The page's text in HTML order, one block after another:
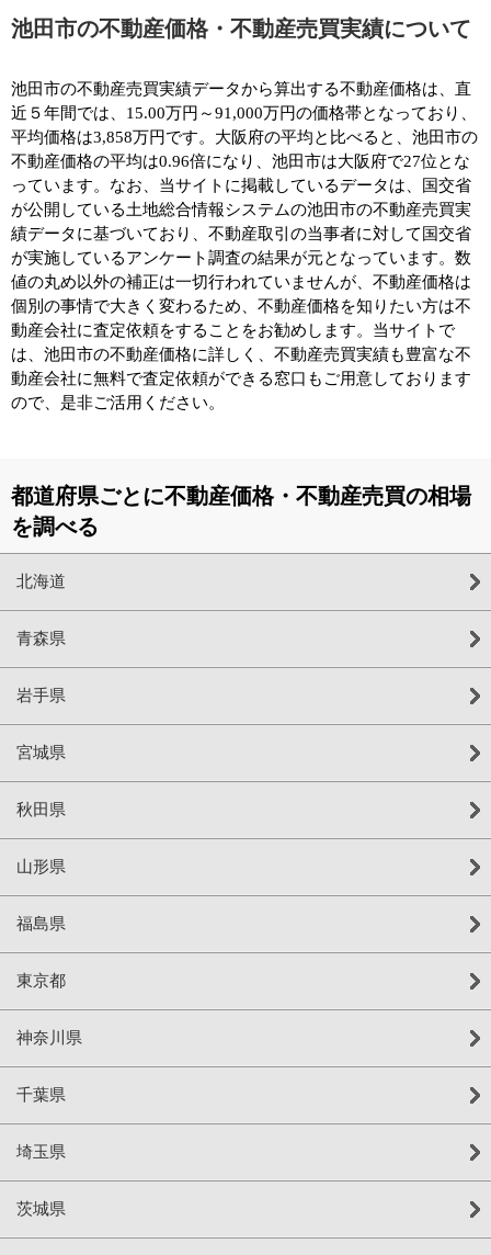
池田市の不動産価格・不動産売買実績について
池田市の不動産売買実績データから算出する不動産価格は、直
近５年間では、15.00万円～91,000万円の価格帯となっており、
平均価格は3,858万円です。大阪府の平均と比べると、池田市の
不動産価格の平均は0.96倍になり、池田市は大阪府で27位とな
っています。なお、当サイトに掲載しているデータは、国交省
が公開している土地総合情報システムの池田市の不動産売買実
績データに基づいており、不動産取引の当事者に対して国交省
が実施しているアンケート調査の結果が元となっています。数
値の丸め以外の補正は一切行われていませんが、不動産価格は
個別の事情で大きく変わるため、不動産価格を知りたい方は不
動産会社に査定依頼をすることをお勧めします。当サイトで
は、池田市の不動産価格に詳しく、不動産売買実績も豊富な不
動産会社に無料で査定依頼ができる窓口もご用意しております
ので、是非ご活用ください。
都道府県ごとに不動産価格・不動産売買の相場
を調べる
北海道
青森県
岩手県
宮城県
秋田県
山形県
福島県
東京都
神奈川県
千葉県
埼玉県
茨城県